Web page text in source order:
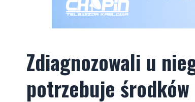
Zdiagnozowali u
potrzebuje